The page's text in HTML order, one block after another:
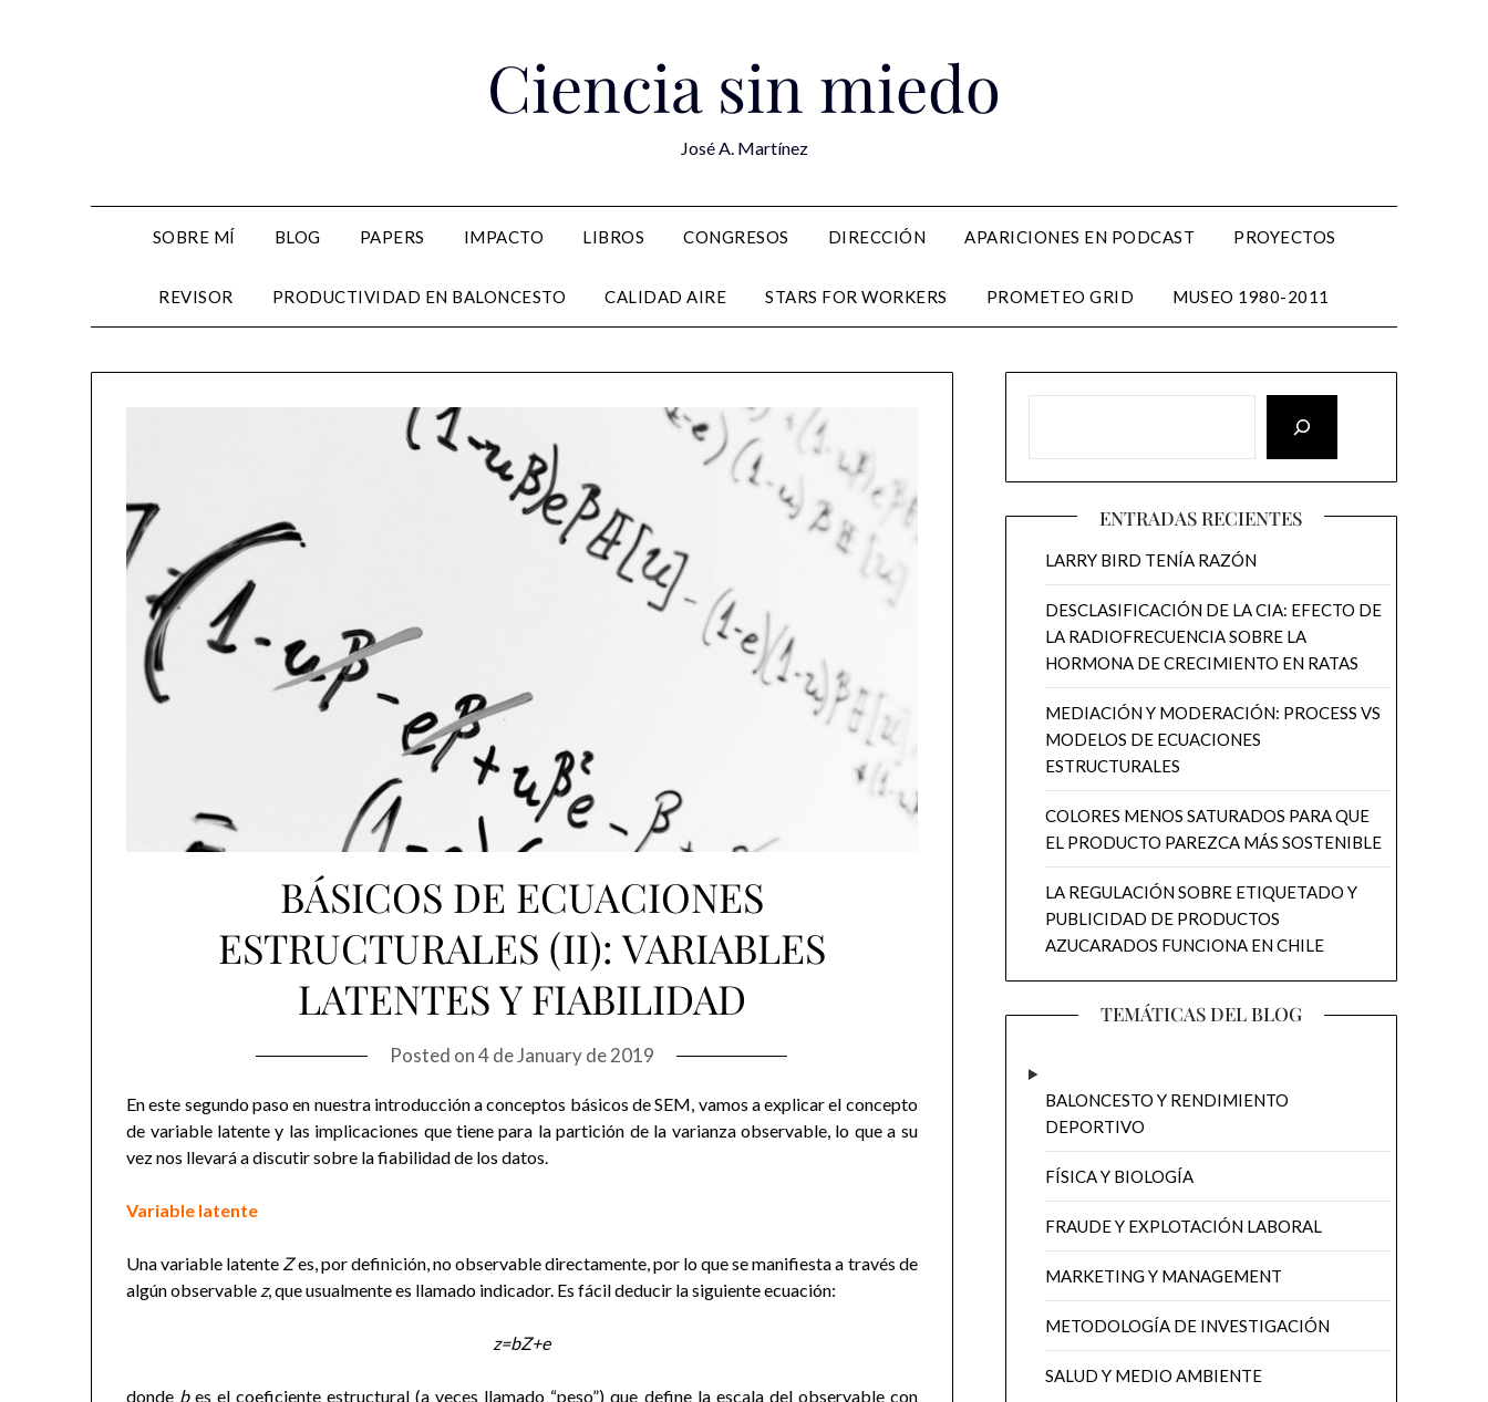
Ciencia sin miedo
José A. Martínez
SOBRE MÍ BLOG PAPERS IMPACTO LIBROS CONGRESOS DIRECCIÓN APARICIONES EN PODCAST PROYECTOS
REVISOR PRODUCTIVIDAD EN BALONCESTO CALIDAD AIRE STARS FOR WORKERS PROMETEO GRID MUSEO 1980-2011
BÁSICOS DE ECUACIONES
ESTRUCTURALES (II): VARIABLES
LATENTES Y FIABILIDAD
Posted on4 de January de 2019
En este segundo paso en nuestra introducción a conceptos básicos de SEM, vamos a explicar el concepto
de variable latente y las implicaciones que tiene para la partición de la varianza observable, lo que a su
vez nos llevará a discutir sobre la fiabilidad de los datos.
Variable latente
Una variable latente Zes, por definición, no observable directamente, por lo que se manifiesta a través de
algún observable z, que usualmente es llamado indicador. Es fácil deducir la siguiente ecuación:
z=bZ+e
donde bes el coeficiente estructural (a veces llamado “peso”) que define la escala del observable con
ENTRADAS RECIENTES
LARRY BIRD TENÍA RAZÓN
DESCLASIFICACIÓN DE LA CIA: EFECTO DE
LA RADIOFRECUENCIA SOBRE LA
HORMONA DE CRECIMIENTO EN RATAS
MEDIACIÓN Y MODERACIÓN: PROCESS VS
MODELOS DE ECUACIONES
ESTRUCTURALES
COLORES MENOS SATURADOS PARA QUE
EL PRODUCTO PAREZCA MÁS SOSTENIBLE
LA REGULACIÓN SOBRE ETIQUETADO Y
PUBLICIDAD DE PRODUCTOS
AZUCARADOS FUNCIONA EN CHILE
TEMÁTICAS DEL BLOG
BALONCESTO Y RENDIMIENTO
DEPORTIVO
FÍSICA Y BIOLOGÍA
FRAUDE Y EXPLOTACIÓN LABORAL
MARKETING Y MANAGEMENT
METODOLOGÍA DE INVESTIGACIÓN
SALUD Y MEDIO AMBIENTE